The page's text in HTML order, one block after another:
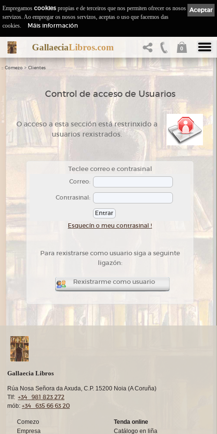
GallaeciaLibros.com 0
:: Comezo > Clientes
Control de acceso de Usuarios
O acceso a esta sección está restrinxido a
usuarios rexistrados.
Teclee correo e contrasinal
Correo:
Contrasinal:
Esquecín o meu contrasinal !
Para rexistrarse como usuario siga a seguinte
ligazón:
Rexistrarme como usuario
Gallaecia Libros
Rúa Nosa Señora da Axuda, C.P. 15200 Noia (A Coruña)
Tlf: +34 981 823 272
mób: +34 635 66 63 20
Comezo
Empresa
Tenda online
Catálogo en liña
Aceptar
Empregamos cookies propias e de terceiros que nos permiten ofrecer os nosos
servizos. Ao empregar os nosos servizos, aceptas o uso que facemos das
cookies.
Máis información